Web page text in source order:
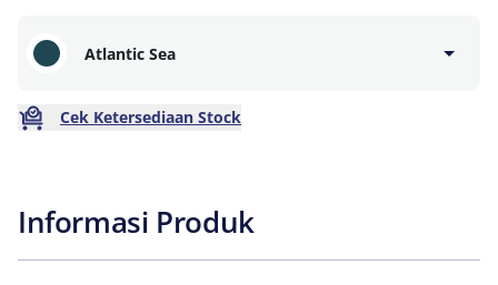
Atlantic Sea
Cek Ketersediaan Stock
Informasi Produk